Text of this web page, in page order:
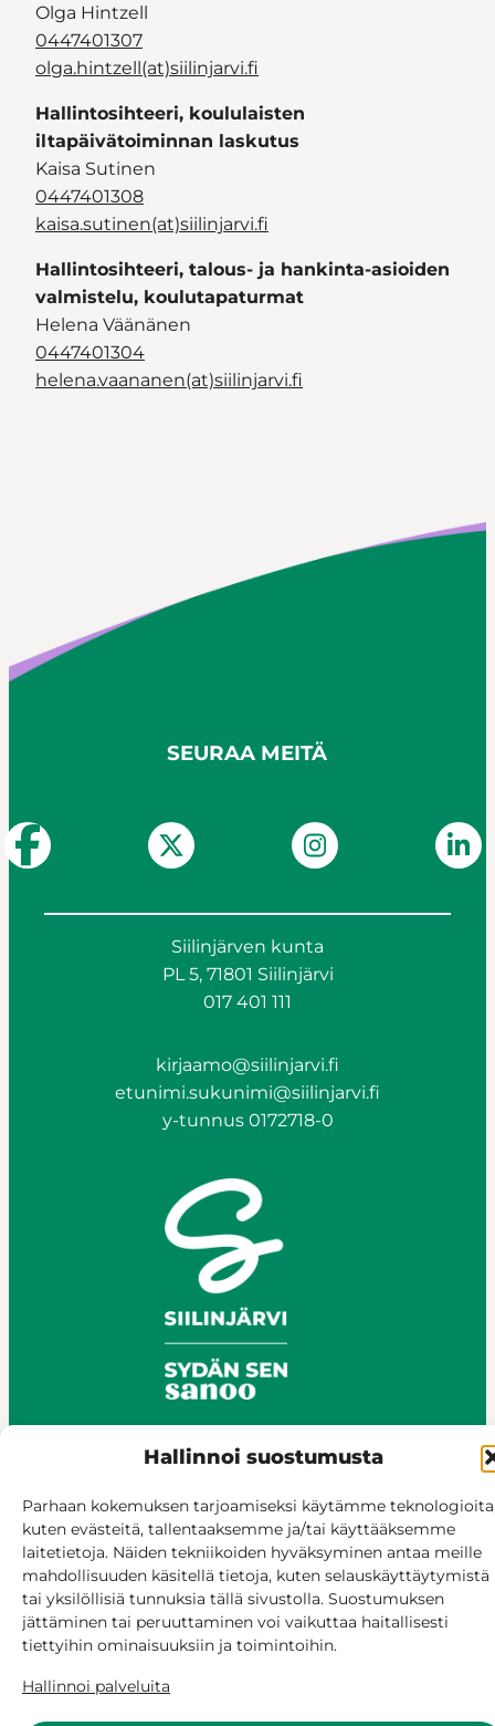
Hallinnoi suostumusta
Parhaan kokemuksen tarjoamiseksi käytämme
kuten evästeitä, tallentaaksemme ja/tai käyttääksemme
laitetietoja. Näiden tekniikoiden hyväksyminen antaa meille
mahdollisuuden käsitellä tietoja, kuten selauskäyttäytymistä
tai yksilöllisiä tunnuksia tällä sivustolla. Suostumuksen
jättäminen tai peruuttaminen voi vaikuttaa haitallisesti
tiettyihin ominaisuuksiin ja toimintoihin.
Hallinnoi palveluita
Olga Hintzell
0447401307
olga.hintzell(at)siilinjarvi.fi
Hallintosihteeri, koululaisten
iltapäivätoiminnan laskutus
Kaisa Sutinen
0447401308
kaisa.sutinen(at)siilinjarvi.fi
Hallintosihteeri, talous- ja hankinta-asioiden
valmistelu, koulutapaturmat
Helena Väänänen
0447401304
helena.vaananen(at)siilinjarvi.fi
SEURAA MEITÄ
Siilinjärven kunta
PL 5, 71801 Siilinjärvi
017 401 111
kirjaamo@siilinjarvi.fi
etunimi.sukunimi@siilinjarvi.fi
y-tunnus 0172718-0
© Siilinjärvi 2025
Anna palautetta
Asioi verkossa
Laskutus ja maksaminen
Saavutettavuus
Evästekäytäntö
Hallitse suostumusta